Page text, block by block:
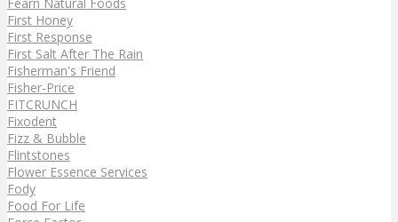
First Honey
First Response
First Salt After The Rain
Fisherman's Friend
Fisher-Price
FITCRUNCH
Fixodent
Fizz & Bubble
Flintstones
Flower Essence Services
Fody
Food For Life